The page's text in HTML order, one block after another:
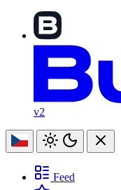
v2
Feed